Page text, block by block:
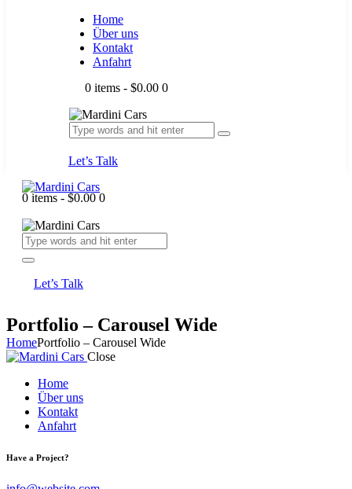
Home
Über uns
Kontakt
Anfahrt
0 items - $0.00 0
Let’s Talk
0 items - $0.00 0
Let’s Talk
Portfolio – Carousel Wide
HomePortfolio – Carousel Wide
Close
Home
Über uns
Kontakt
Anfahrt
Have a Project?